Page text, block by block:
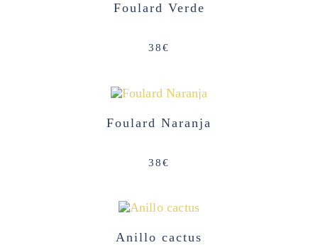
Foulard Verde
38€
Foulard Naranja
38€
Anillo cactus